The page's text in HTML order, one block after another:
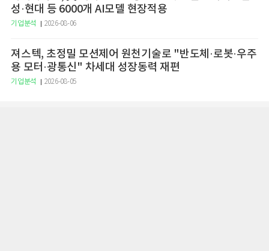
성·현대 등 6000개 AI모델 현장적용
기업분석 2026-08-06
져스텍, 초정밀 모션제어 원천기술로 "반도체·로봇·우주
용 모터·광통신" 차세대 성장동력 재편
기업분석 2026-08-05